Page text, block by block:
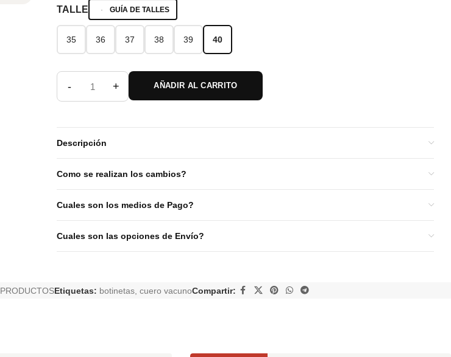
TALLE GUÍA DE TALLES
35
35 36
36 37
37 38
38 39
39 40
40
- + AÑADIR AL CARRITO
Descripción
Como se realizan los cambios?
Cuales son los medios de Pago?
Cuales son las opciones de Envío?
PRODUCTOSEtiquetas: botinetas, cuero vacunoCompartir: